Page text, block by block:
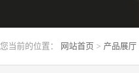
您当前的位置： 网站首页 > 产品展厅